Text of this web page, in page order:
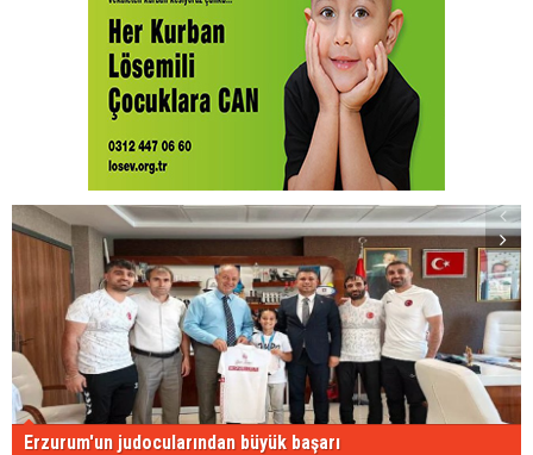
Erzurum'un judocularından büyük başarı